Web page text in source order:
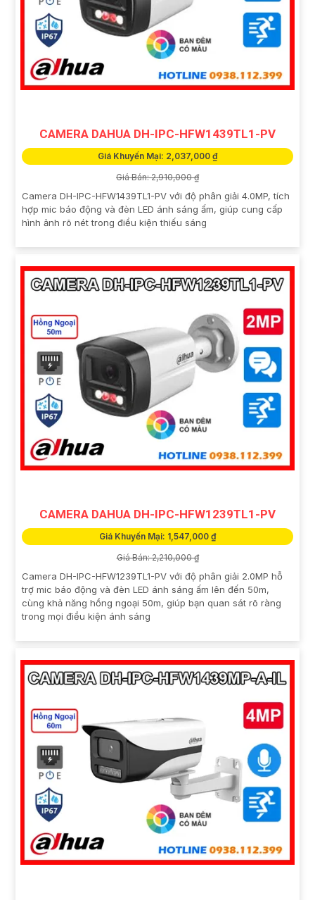
CAMERA DAHUA DH-IPC-HFW1439TL1-PV
Giá Khuyến Mại: 2,037,000 ₫
Giá Bán: 2,910,000 ₫
Camera DH-IPC-HFW1439TL1-PV với độ phân giải 4.0MP, tích
hợp mic báo động và đèn LED ánh sáng ấm, giúp cung cấp
hình ảnh rõ nét trong điều kiện thiếu sáng
CAMERA DAHUA DH-IPC-HFW1239TL1-PV
Giá Khuyến Mại: 1,547,000 ₫
Giá Bán: 2,210,000 ₫
Camera DH-IPC-HFW1239TL1-PV với độ phân giải 2.0MP hỗ
trợ mic báo động và đèn LED ánh sáng ấm lên đến 50m,
cùng khả năng hồng ngoại 50m, giúp bạn quan sát rõ ràng
trong mọi điều kiện ánh sáng